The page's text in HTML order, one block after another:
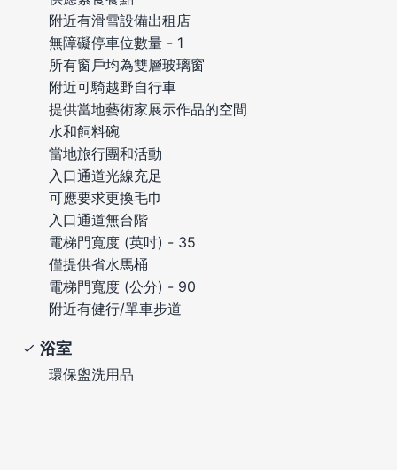
附近有滑雪設備出租店
無障礙停車位數量 - 1
所有窗戶均為雙層玻璃窗
附近可騎越野自行車
提供當地藝術家展示作品的空間
水和飼料碗
當地旅行團和活動
入口通道光線充足
可應要求更換毛巾
入口通道無台階
電梯門寬度 (英吋) - 35
僅提供省水馬桶
電梯門寬度 (公分) - 90
附近有健行/單車步道
浴室
環保盥洗用品